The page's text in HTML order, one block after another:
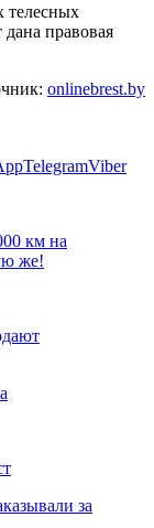
телесных
правовая
onlinebrest.by
TelegramViber
км на
же!
за